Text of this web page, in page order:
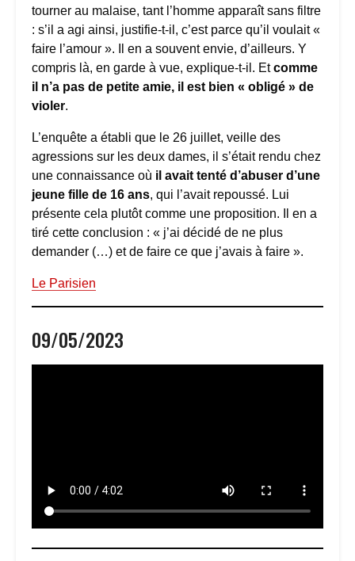
tourner au malaise, tant l’homme apparaît sans filtre
: s’il a agi ainsi, justifie-t-il, c’est parce qu’il voulait «
faire l’amour ». Il en a souvent envie, d’ailleurs. Y
compris là, en garde à vue, explique-t-il. Etcomme
il n’a pas de petite amie, il est bien « obligé » de
violer.
L’enquête a établi que le 26 juillet, veille des
agressions sur les deux dames, il s’était rendu chez
une connaissance où il avait tenté d’abuser d’une
jeune fille de 16 ans, qui l’avait repoussé. Lui
présente cela plutôt comme une proposition. Il en a
tiré cette conclusion : « j’ai décidé de ne plus
demander (…) et de faire ce que j’avais à faire ».
Le Parisien
09/05/2023